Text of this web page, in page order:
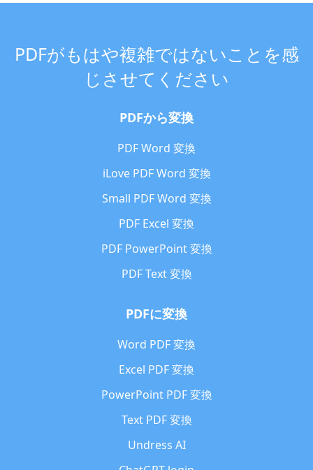
PDFがもはや複雑ではないことを感
じさせてください
PDFから変換
PDF Word 変換
iLove PDF Word 変換
Small PDF Word 変換
PDF Excel 変換
PDF PowerPoint 変換
PDF Text 変換
PDFに変換
Word PDF 変換
Excel PDF 変換
PowerPoint PDF 変換
Text PDF 変換
Undress AI